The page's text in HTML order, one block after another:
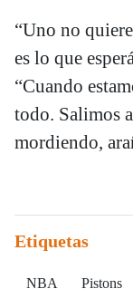
“Uno no
es lo que
“Cuando
todo. Salimos
mordiendo,
Etiquetas
NBA Pistons